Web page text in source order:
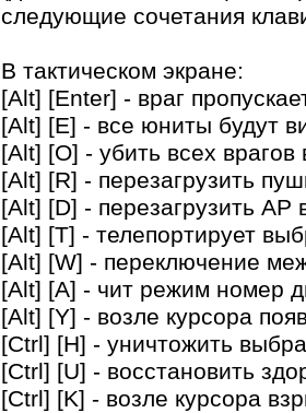
следующие сочетания
В тактическом экране:
[Alt] [Enter] - враг
[Alt] [E] - все юниты будут
[Alt] [O] - убить всех
[Alt] [R] - перезагрузить
[Alt] [D] - перезагрузить
[Alt] [T] - телепортирует
[Alt] [W] - переключение
[Alt] [A] - чит режим номер
[Alt] [Y] - возле курсора
[Ctrl] [H] - уничтожить
[Ctrl] [U] - восстановить
[Ctrl] [K] - возле курсора